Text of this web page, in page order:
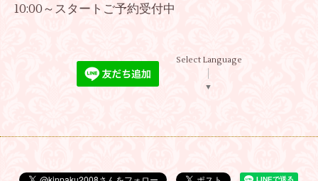
10:00～スタートご予約受付中
Select Language
▼